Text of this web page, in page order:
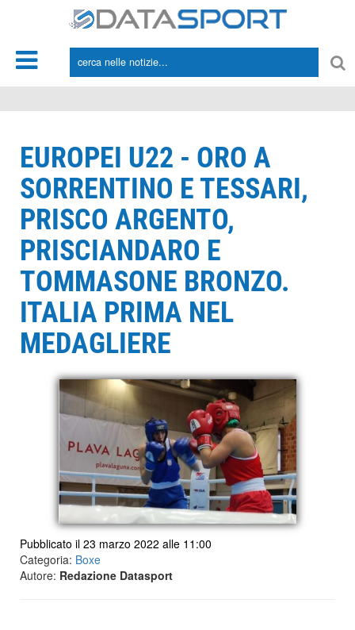
EUROPEI U22 - ORO A
SORRENTINO E TESSARI,
PRISCO ARGENTO,
PRISCIANDARO E
TOMMASONE BRONZO.
ITALIA PRIMA NEL
MEDAGLIERE
Pubblicato il 23 marzo 2022 alle 11:00
Categoria: Boxe
Autore: Redazione Datasport